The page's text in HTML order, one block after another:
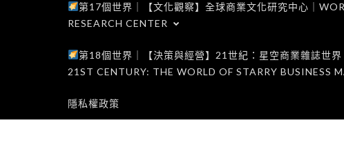
第17個世界｜【文化觀察】全球商業文化研究中心｜
RESEARCH CENTER
第18個世界｜【決策與經營】21世紀：星空商業雜誌世
21ST CENTURY: THE WORLD OF STARRY BUSINESS
隱私權政策